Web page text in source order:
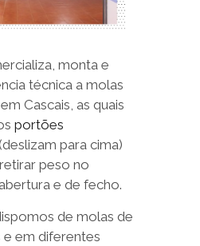
monta e
técnica a molas
Cascais, as quais
portões
para cima)
peso no
e de fecho.
de molas de
e em diferentes